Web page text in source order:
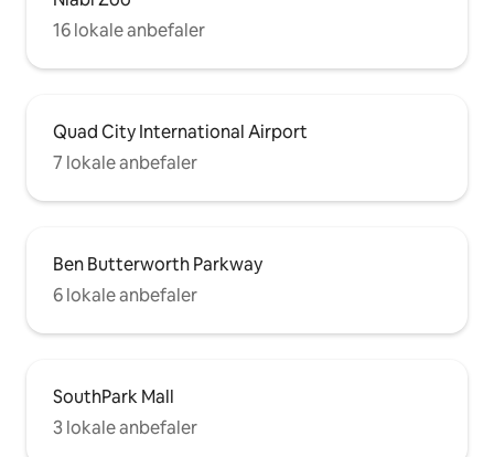
16 lokale anbefaler
Quad City International Airport
7 lokale anbefaler
Ben Butterworth Parkway
6 lokale anbefaler
SouthPark Mall
3 lokale anbefaler